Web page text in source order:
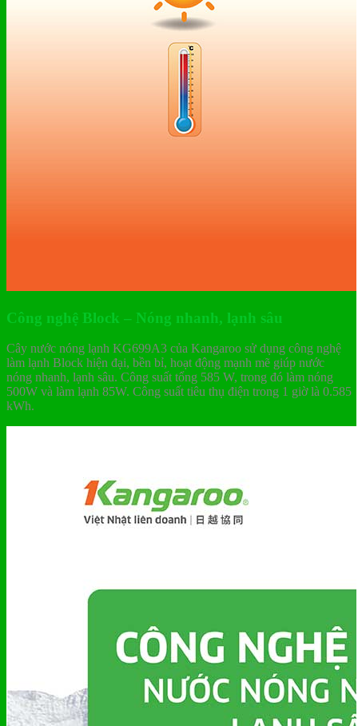
Công nghệ Block – Nóng nhanh, lạnh sâu
Cây nước nóng lạnh KG699A3 của Kangaroo sử dụng công nghệ
làm lạnh Block hiện đại, bền bỉ, hoạt động mạnh mẽ giúp nước
nóng nhanh, lạnh sâu. Công suất tổng 585 W, trong đó làm nóng
500W và làm lạnh 85W. Công suất tiêu thụ điện trong 1 giờ là 0.585
kWh.